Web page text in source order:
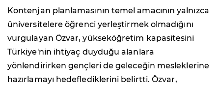
Kontenjan planlamasının temel amacının yalnızca
üniversitelere öğrenci yerleştirmek olmadığını
vurgulayan Özvar, yükseköğretim kapasitesini
Türkiye'nin ihtiyaç duyduğu alanlara
yönlendirirken gençleri de geleceğin mesleklerine
hazırlamayı hedeflediklerini belirtti. Özvar,